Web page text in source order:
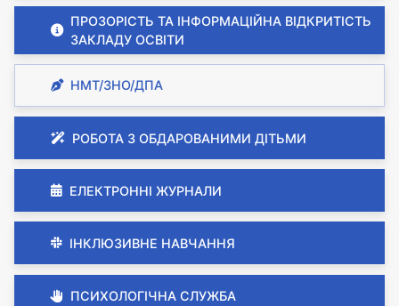
ПРОЗОРІСТЬ ТА ІНФОРМАЦІЙНА ВІДКРИТІСТЬ
ЗАКЛАДУ ОСВІТИ
НМТ/ЗНО/ДПА
РОБОТА З ОБДАРОВАНИМИ ДІТЬМИ
ЕЛЕКТРОННІ ЖУРНАЛИ
ІНКЛЮЗИВНЕ НАВЧАННЯ
ПСИХОЛОГІЧНА СЛУЖБА